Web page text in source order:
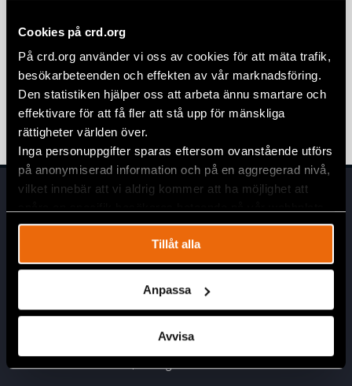
Cookies på crd.org
På crd.org använder vi oss av cookies för att mäta trafik,
besökarbeteenden och effekten av vår marknadsföring.
Den statistiken hjälper oss att arbeta ännu smartare och
effektivare för att få fler att stå upp för mänskliga
rättigheter världen över.
Inga personuppgifter sparas eftersom ovanstående utförs
på anonymiserad information och på en aggregerad nivå,
vilket innebär att vi aldrig kommer att ha möjlighet att
Tillåt alla
Anpassa
Avvisa
Kirgizistan måste dra tillbaka de
restriktiva lagförslagen riktade
mot civilsamhället
KIRGIZISTAN ,UTTALANDEN 2 december 2022
SE-116 64 Stockholm, Sverige